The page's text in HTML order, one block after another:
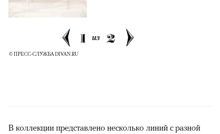
1 из 2
© ПРЕСС-СЛУЖБА DIVAN.RU
В коллекции представлено несколько линий с разной